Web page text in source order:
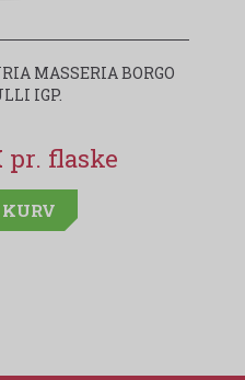
MASSERIA BORGO
IGP.